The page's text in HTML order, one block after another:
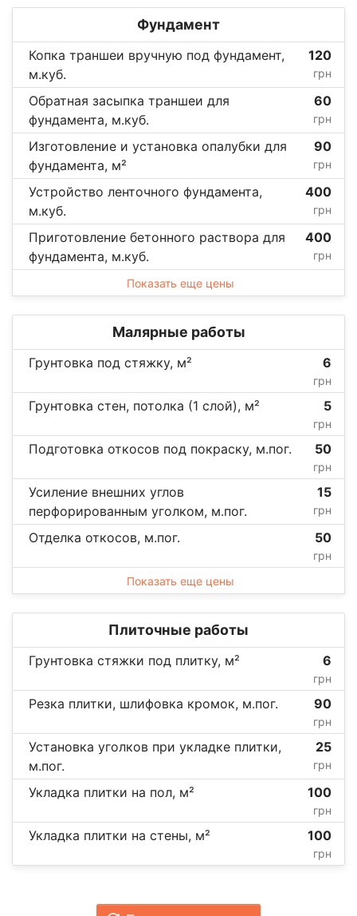
Фундамент
Копка траншеи вручную под фундамент,
м.куб.
120
грн
Обратная засыпка траншеи для
фундамента, м.куб.
60
грн
Изготовление и установка опалубки для
фундамента, м²
90
грн
Устройство ленточного фундамента,
м.куб.
400
грн
Приготовление бетонного раствора для
фундамента, м.куб.
400
грн
Показать еще цены
Малярные работы
Грунтовка под стяжку, м² 6
грн
Грунтовка стен, потолка (1 слой), м² 5
грн
Подготовка откосов под покраску, м.пог. 50
грн
Усиление внешних углов
перфорированным уголком, м.пог.
15
грн
Отделка откосов, м.пог. 50
грн
Показать еще цены
Плиточные работы
Грунтовка стяжки под плитку, м² 6
грн
Резка плитки, шлифовка кромок, м.пог. 90
грн
Установка уголков при укладке плитки,
м.пог.
25
грн
Укладка плитки на пол, м² 100
грн
Укладка плитки на стены, м² 100
грн